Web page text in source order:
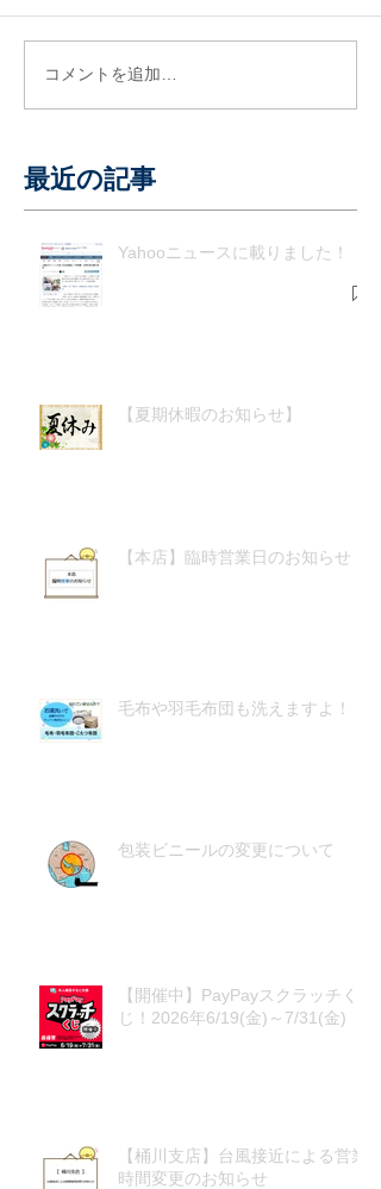
コメントを追加…
最近の記事
Yahooニュースに載りました！
【夏期休暇のお知らせ】
【本店】臨時営業日のお知らせ
毛布や羽毛布団も洗えますよ！
包装ビニールの変更について
【開催中】PayPayスクラッチく
じ！2026年6/19(金)～7/31(金)
【桶川支店】台風接近による営業
時間変更のお知らせ